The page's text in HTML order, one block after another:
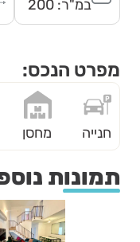
במ"ר: 200
מפרט הנכס:
חנייה מחסן
תמונות